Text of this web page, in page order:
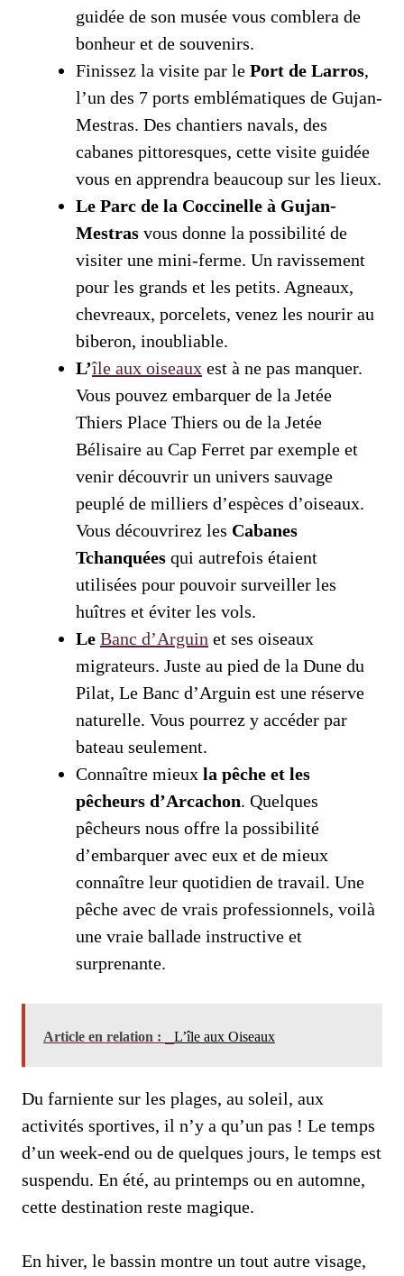
guidée de son musée vous comblera de
bonheur et de souvenirs.
Finissez la visite par le Port de Larros,
l’un des 7 ports emblématiques de Gujan-
Mestras. Des chantiers navals, des
cabanes pittoresques, cette visite guidée
vous en apprendra beaucoup sur les lieux.
Le Parc de la Coccinelle à Gujan-
Mestras vous donne la possibilité de
visiter une mini-ferme. Un ravissement
pour les grands et les petits. Agneaux,
chevreaux, porcelets, venez les nourir au
biberon, inoubliable.
L’île aux oiseaux est à ne pas manquer.
Vous pouvez embarquer de la Jetée
Thiers Place Thiers ou de la Jetée
Bélisaire au Cap Ferret par exemple et
venir découvrir un univers sauvage
peuplé de milliers d’espèces d’oiseaux.
Vous découvrirez les Cabanes
Tchanquées qui autrefois étaient
utilisées pour pouvoir surveiller les
huîtres et éviter les vols.
Le Banc d’Arguin et ses oiseaux
migrateurs. Juste au pied de la Dune du
Pilat, Le Banc d’Arguin est une réserve
naturelle. Vous pourrez y accéder par
bateau seulement.
Connaître mieux la pêche et les
pêcheurs d’Arcachon. Quelques
pêcheurs nous offre la possibilité
d’embarquer avec eux et de mieux
connaître leur quotidien de travail. Une
pêche avec de vrais professionnels, voilà
une vraie ballade instructive et
surprenante.
Article en relation : L’île aux Oiseaux
Du farniente sur les plages, au soleil, aux
activités sportives, il n’y a qu’un pas ! Le temps
d’un week-end ou de quelques jours, le temps est
suspendu. En été, au printemps ou en automne,
cette destination reste magique.
En hiver, le bassin montre un tout autre visage,